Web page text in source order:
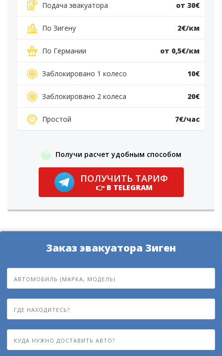
Подача эвакуатора от 30€
По Зигену 2€/км
По Германии от 0,5€/км
Заблокировано 1 колесо 10€
Заблокировано 2 колеса 20€
Простой 7€/час
Получи расчет удобным способом
ПОЛУЧИТЬ ТАРИФ
👉 В TELEGRAM
Заказ эвакуатора Зиген